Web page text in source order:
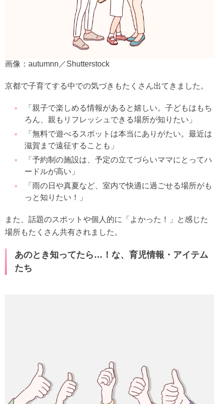
画像：autumnn／Shutterstock
京都で子育てする中での気づきもたくさん出てきました。
「親子で楽しめる情報があると嬉しい。子どもはもち
ろん、親もリフレッシュできる場所が知りたい」
「無料で遊べるスポットは本当にありがたい。最近は
滋賀まで遠征することも」
「予約制の施設は、予定の立てづらいママにとってハ
ードルが高い」
「雨の日や真夏など、室内で快適に過ごせる場所がも
っと知りたい！」
また、話題のスポットや個人的に「よかった！」と感じた
場所もたくさん共有されました。
あのとき知ってたら…！な、育児情報・アイテム
たち